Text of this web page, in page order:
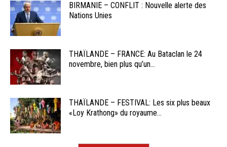
BIRMANIE – CONFLIT : Nouvelle alerte des
Nations Unies
THAÏLANDE – FRANCE: Au Bataclan le 24
novembre, bien plus qu’un...
THAÏLANDE – FESTIVAL: Les six plus beaux
«Loy Krathong» du royaume...